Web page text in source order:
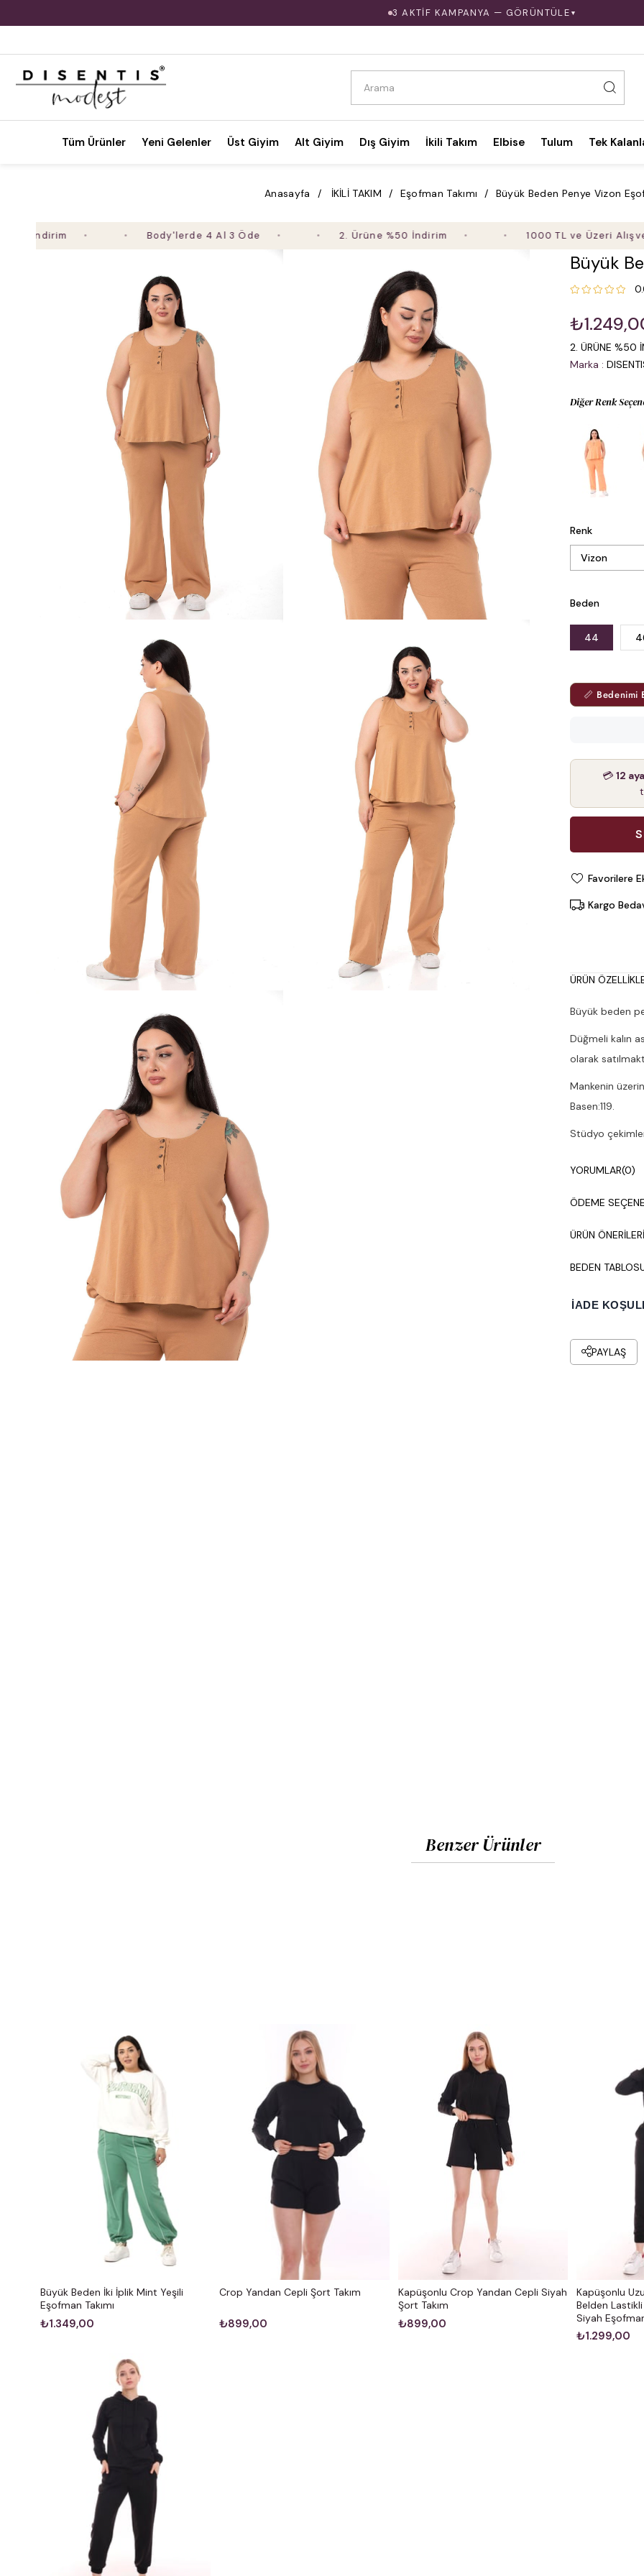
3 AKTİF KAMPANYA — GÖRÜNTÜLE ▼
Tüm Ürünler Yeni Gelenler Üst Giyim Alt Giyim Dış Giyim İkili Takım Elbise Tulum Tek
Anasayfa İKİLİ TAKIM Eşofman Takımı Büyük Beden Penye Vizon
Body'lerde 4 Al 3 Öde 2. Ürüne %50 İndirim 1000 TL ve Üzeri Alışverişte
Büyük
2. ÜRÜNE %50
Marka :
Diğer Renk
Renk
Beden
44
📏 Bedenimi
💳12
Favorilere
Kargo
ÜRÜN
Büyük beden
Düğmeli kalın
olarak
Mankenin
Basen:119.
Stüdyo
YORUMLAR(0)
ÖDEME
ÜRÜN ÖNERILERI
BEDEN
İADE
PAYLAŞ
Benzer Ürünler
Büyük Beden İki İplik Mint Yeşili
Eşofman Takımı
₺1.349,00
Crop Yandan Cepli Şort Takım
₺899,00
Kapüşonlu Crop Yandan Cepli Siyah
Şort Takım
₺899,00
Kapüşonlu
Belden
Siyah
₺1.299,00